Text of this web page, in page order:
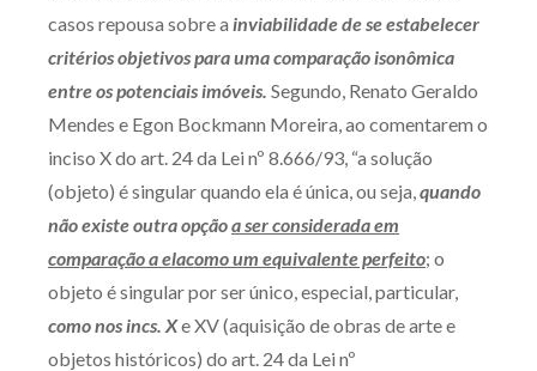
Telefone (41) 2109-8666
Whatsapp (41) 98881-6616
casos repousa sobre a inviabilidade de se estabelecer
critérios objetivos para uma comparação isonômica
entre os potenciais imóveis. Segundo, Renato Geraldo
Mendes e Egon Bockmann Moreira, ao comentarem o
inciso X do art. 24 da Lei nº 8.666/93, “a solução
(objeto) é singular quando ela é única, ou seja,quando
não existe outra opçãoa ser considerada em
comparação a elacomo um equivalente perfeito; o
objeto é singular por ser único, especial, particular,
como nos incs. Xe XV (aquisição de obras de arte e
objetos históricos) do art. 24 da Lei nº